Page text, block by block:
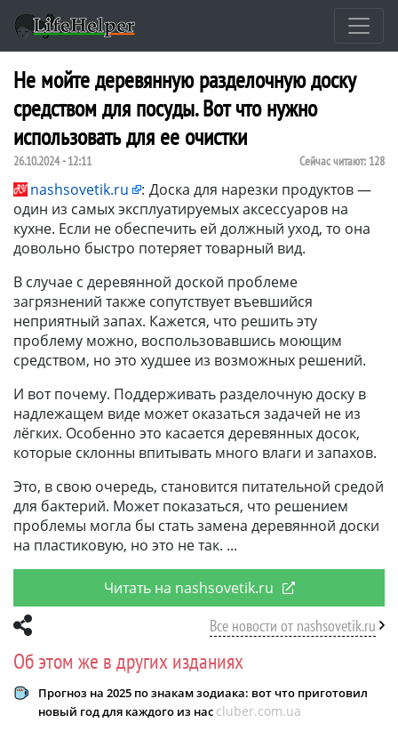
Не мойте деревянную разделочную доску
средством для посуды. Вот что нужно
использовать для ее очистки
26.10.2024 - 12:11 Сейчас читают: 128
nashsovetik.ru : Доска для нарезки продуктов —
один из самых эксплуатируемых аксессуаров на
кухне. Если не обеспечить ей должный уход, то она
довольно быстро потеряет товарный вид.
В случае с деревянной доской проблеме
загрязнений также сопутствует въевшийся
неприятный запах. Кажется, что решить эту
проблему можно, воспользовавшись моющим
средством, но это худшее из возможных решений.
И вот почему. Поддерживать разделочную доску в
надлежащем виде может оказаться задачей не из
лёгких. Особенно это касается деревянных досок,
которые склонны впитывать много влаги и запахов.
Это, в свою очередь, становится питательной средой
для бактерий. Может показаться, что решением
проблемы могла бы стать замена деревянной доски
на пластиковую, но это не так.
Читать на nashsovetik.ru
Все новости от nashsovetik.ru
Об этом же в других изданиях
Прогноз на 2025 по знакам зодиака: вот что приготовил
новый год для каждого из нас cluber.com.ua